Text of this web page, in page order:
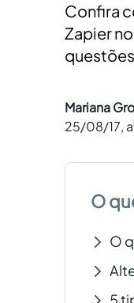
Confira
Zapier
Mariana
25/08/17,
O
O